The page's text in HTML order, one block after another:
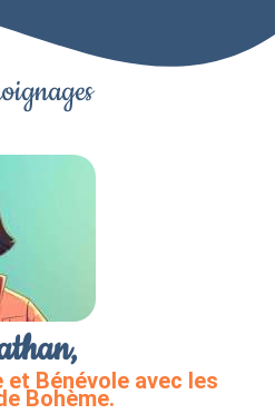
Bénévole avec les
Bohème.